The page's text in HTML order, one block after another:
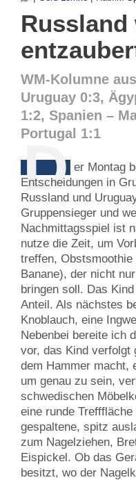
Russland
WM-Kolumne
Uruguay 0:3,
1:2, Spanien –
Portugal 1:1
D er Montag
Entscheidungen in
Russland und
Gruppensieger und
Nachmittagsspiel ist
nutze die Zeit, um
treffen,
Banane), der nicht
bringen soll. Das
Anteil. Als nächstes
Knoblauch, eine
Nebenbei bereite ich
vor, das Kind verfolgt
dem Hammer macht,
um genau zu sein,
schwedischen
eine runde
gespaltene, spitz
zum Nagelziehen,
Eispickel. Ob das
besitzt, wo der